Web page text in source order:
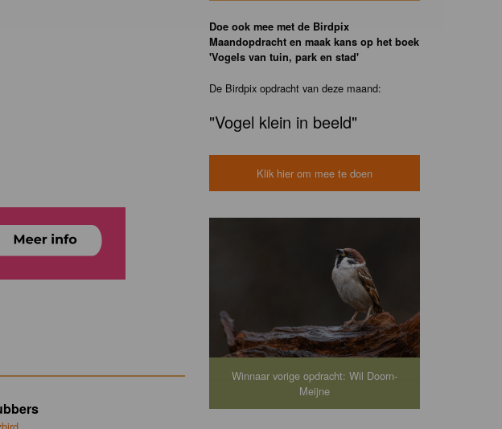
Doe ook mee met de Birdpix
Maandopdracht en maak kans op het boek
'Vogels van tuin, park en stad'
De Birdpix opdracht van deze maand:
"Vogel klein in beeld"
Klik hier om mee te doen
Winnaar vorige opdracht: Wil Doorn-
Meijne